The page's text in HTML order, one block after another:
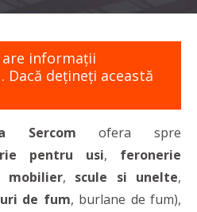
informaţii
Dacă dețineți această
Sercomofera spre
pentru usi, feronerie
mobilier, scule si unelte,
de fum, burlane de fum),